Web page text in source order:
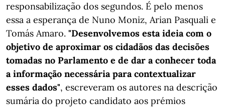
responsabilização dos segundos. É pelo menos
essa a esperança de Nuno Moniz, Arian Pasquali e
Tomás Amaro. "Desenvolvemos esta ideia com o
objetivo de aproximar os cidadãos das decisões
tomadas no Parlamento e de dar a conhecer toda
a informação necessária para contextualizar
esses dados", escreveram os autores na descrição
sumária do projeto candidato aos prémios